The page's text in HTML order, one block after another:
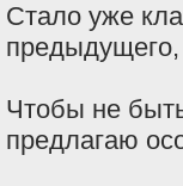
Стало уже
предыдущего,
Чтобы не
предлагаю